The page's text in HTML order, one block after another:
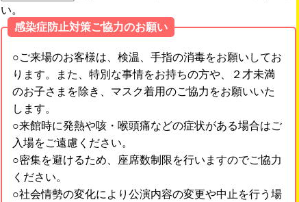
い。
感染症防止対策ご協力のお願い
○ご来場のお客様は、検温、手指の消毒をお願いしてお
ります。また、特別な事情をお持ちの方や、２才未満
のお子さまを除き、マスク着用のご協力をお願いいた
します。
○来館時に発熱や咳・喉頭痛などの症状がある場合はご
入場をご遠慮ください。
○密集を避けるため、座席数制限を行いますのでご協力
ください。
○社会情勢の変化により公演内容の変更や中止を行う場